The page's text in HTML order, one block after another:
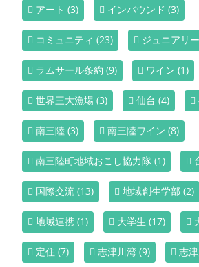
アート (3) インバウンド (3)
コミュニティ (23) ジュニアリ
ラムサール条約 (9) ワイン (1)
世界三大漁場 (3) 仙台 (4)
南三陸 (3) 南三陸ワイン (8)
南三陸町地域おこし協力隊 (1)
国際交流 (13) 地域創生学部 (2)
地域連携 (1) 大学生 (17)
定住 (7) 志津川湾 (9) 志